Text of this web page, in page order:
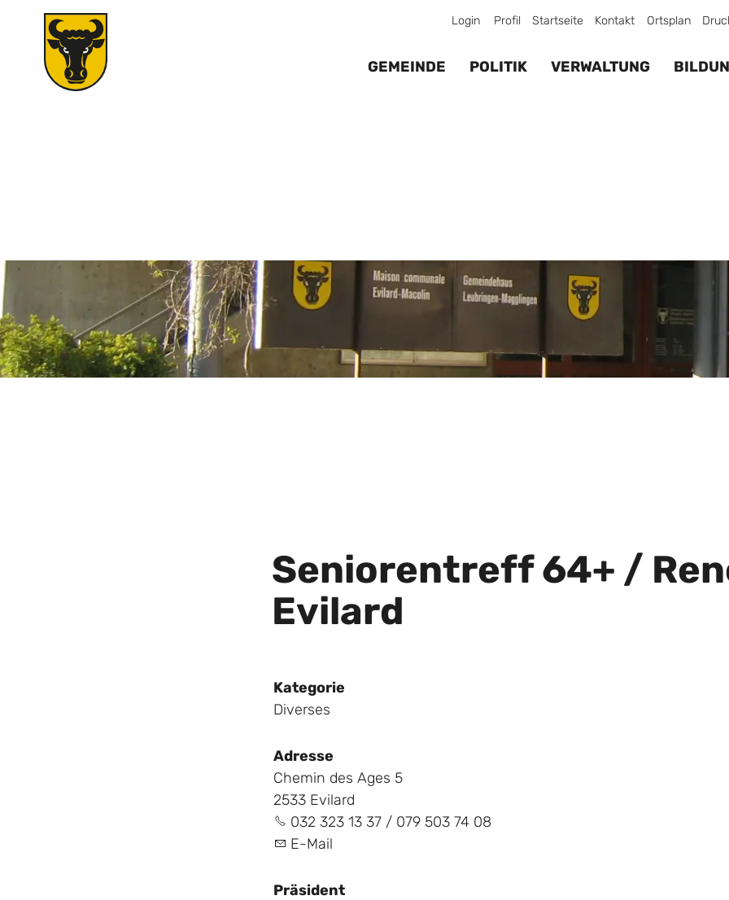
Profil Startseite Kontakt Ortsplan
Login
GEMEINDE POLITIK VERWALTUNG
Seniorentreff 64+ /
Evilard
Kategorie
Diverses
Adresse
Chemin des Ages 5
2533 Evilard
032 323 13 37 / 079 503 74 08
E-Mail
Präsident